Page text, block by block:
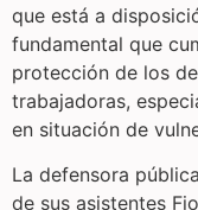
que está a
fundamental que
protección de los
trabajadoras,
en situación de
La defensora
de sus asistentes